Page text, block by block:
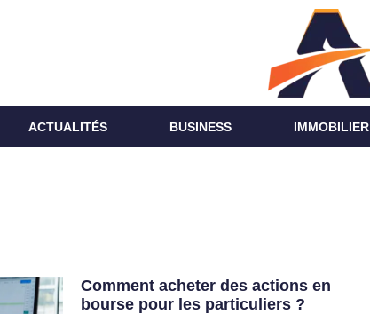
ACTUALITÉS BUSINESS IMMOBILIER
Comment acheter des actions en
bourse pour les particuliers ?